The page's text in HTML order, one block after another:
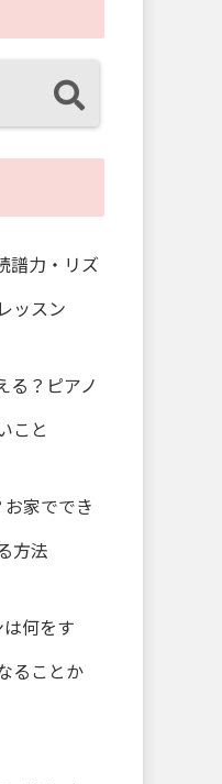
譜力・リズ
ッスン
る？ピアノ
こと
家ででき
方法
何をす
ることか